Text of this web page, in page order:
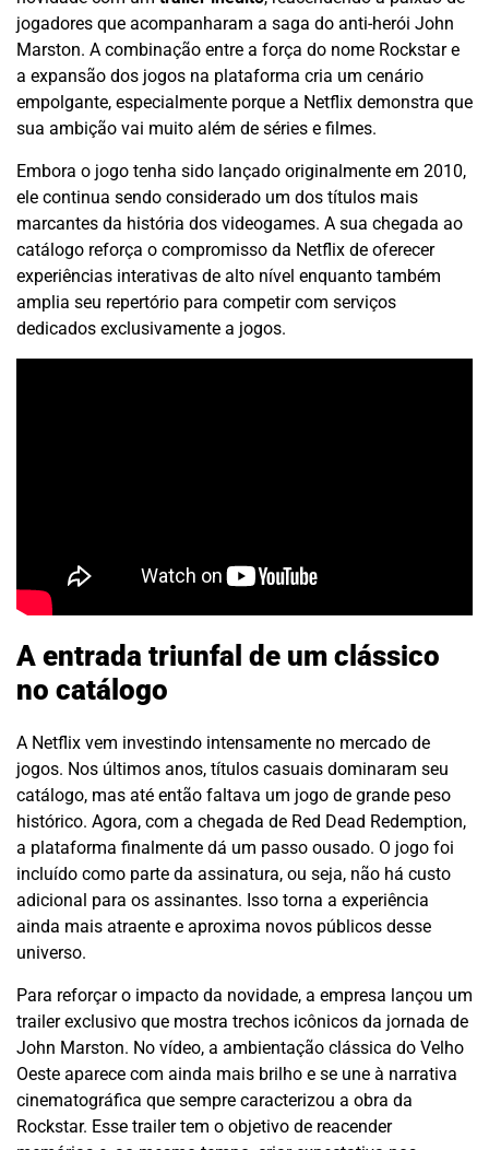
jogadores que acompanharam a saga do anti-herói John
Marston. A combinação entre a força do nome Rockstar e
a expansão dos jogos na plataforma cria um cenário
empolgante, especialmente porque a Netflix demonstra que
sua ambição vai muito além de séries e filmes.
Embora o jogo tenha sido lançado originalmente em 2010,
ele continua sendo considerado um dos títulos mais
marcantes da história dos videogames. A sua chegada ao
catálogo reforça o compromisso da Netflix de oferecer
experiências interativas de alto nível enquanto também
amplia seu repertório para competir com serviços
dedicados exclusivamente a jogos.
A entrada triunfal de um clássico
no catálogo
A Netflix vem investindo intensamente no mercado de
jogos. Nos últimos anos, títulos casuais dominaram seu
catálogo, mas até então faltava um jogo de grande peso
histórico. Agora, com a chegada de Red Dead Redemption,
a plataforma finalmente dá um passo ousado. O jogo foi
incluído como parte da assinatura, ou seja, não há custo
adicional para os assinantes. Isso torna a experiência
ainda mais atraente e aproxima novos públicos desse
universo.
Para reforçar o impacto da novidade, a empresa lançou um
trailer exclusivo que mostra trechos icônicos da jornada de
John Marston. No vídeo, a ambientação clássica do Velho
Oeste aparece com ainda mais brilho e se une à narrativa
cinematográfica que sempre caracterizou a obra da
Rockstar. Esse trailer tem o objetivo de reacender